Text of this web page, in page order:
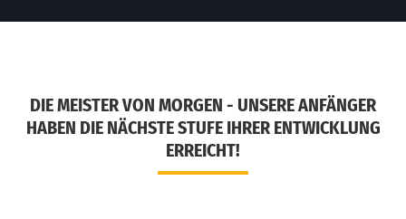
DIE MEISTER VON MORGEN - UNSERE ANFÄNGER
HABEN DIE NÄCHSTE STUFE IHRER ENTWICKLUNG
ERREICHT!